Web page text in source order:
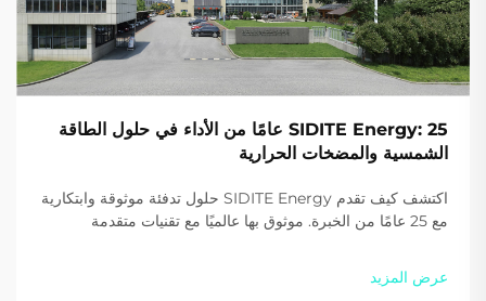
SIDITE Energy: 25 عامًا من الأداء في حلول الطاقة
الشمسية والمضخات الحرارية
اكتشف كيف تقدم SIDITE Energy حلول تدفئة موثوقة وابتكارية
مع 25 عامًا من الخبرة. موثوق بها عالميًا مع تقنيات متقدمة
عرض المزيد